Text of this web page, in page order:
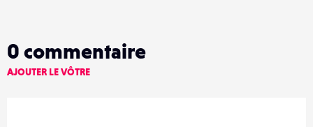
0 commentaire
AJOUTER LE VÔTRE